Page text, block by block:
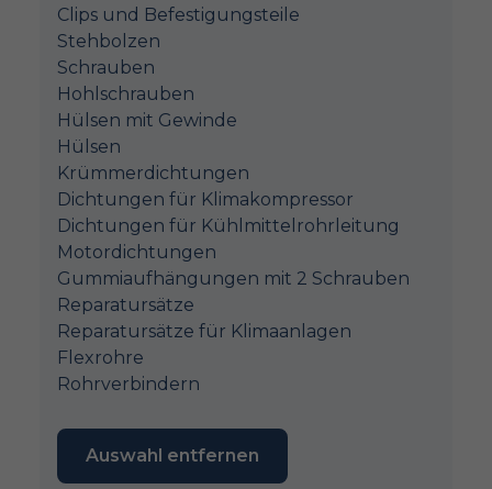
Clips und Befestigungsteile
Stehbolzen
Schrauben
Hohlschrauben
Hülsen mit Gewinde
Hülsen
Krümmerdichtungen
Dichtungen für Klimakompressor
Dichtungen für Kühlmittelrohrleitung
Motordichtungen
Gummiaufhängungen mit 2 Schrauben
Reparatursätze
Reparatursätze für Klimaanlagen
Flexrohre
Rohrverbindern
Auswahl entfernen